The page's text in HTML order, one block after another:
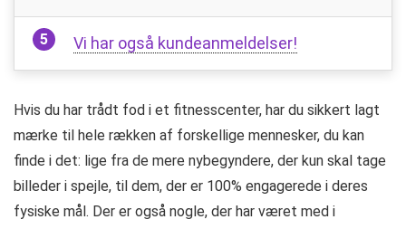
Vi har også kundeanmeldelser!
Hvis du har trådt fod i et fitnesscenter, har du sikkert lagt
mærke til hele rækken af ​​forskellige mennesker, du kan
finde i det: lige fra de mere nybegyndere, der kun skal tage
billeder i spejle, til dem, der er 100% engagerede i deres
fysiske mål. Der er også nogle, der har været med i